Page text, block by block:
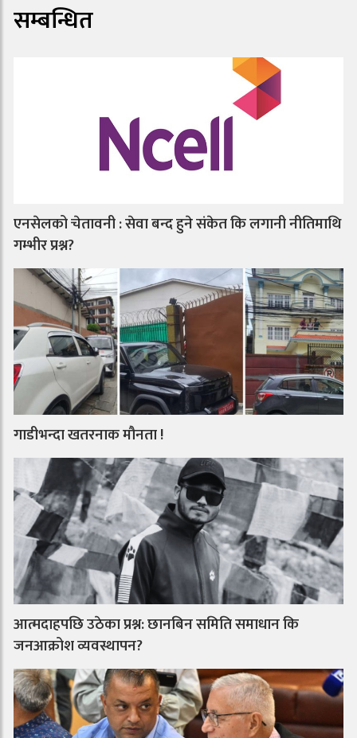
सम्बन्धित
एनसेलको चेतावनी : सेवा बन्द हुने संकेत कि लगानी नीतिमाथि
गम्भीर प्रश्न?
गाडीभन्दा खतरनाक मौनता !
आत्मदाहपछि उठेका प्रश्न: छानबिन समिति समाधान कि
जनआक्रोश व्यवस्थापन?